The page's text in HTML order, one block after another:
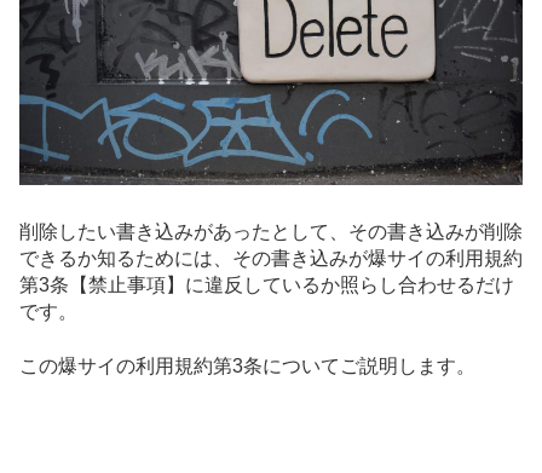
削除したい書き込みがあったとして、その書き込みが削除
できるか知るためには、その書き込みが爆サイの利用規約
第3条【禁止事項】 に違反しているか照らし合わせるだけ
です。
この爆サイの利用規約第3条についてご説明します。